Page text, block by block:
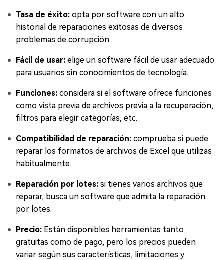
Tasa de éxito: opta por software con un alto
historial de reparaciones exitosas de diversos
problemas de corrupción.
Fácil de usar: elige un software fácil de usar adecuado
para usuarios sin conocimientos de tecnología.
Funciones: considera si el software ofrece funciones
como vista previa de archivos previa a la recuperación,
filtros para elegir categorías, etc.
Compatibilidad de reparación: comprueba si puede
reparar los formatos de archivos de Excel que utilizas
habitualmente.
Reparación por lotes: si tienes varios archivos que
reparar, busca un software que admita la reparación
por lotes.
Precio: Están disponibles herramientas tanto
gratuitas como de pago, pero los precios pueden
variar según sus características, limitaciones y